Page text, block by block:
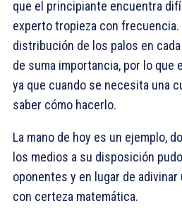
que el principiante encuentra
experto tropieza con
distribución de los palos en
de suma importancia, por lo que
ya que cuando se necesita una
saber cómo hacerlo.
La mano de hoy es un ejemplo,
los medios a su disposición
oponentes y en lugar de
con certeza matemática.